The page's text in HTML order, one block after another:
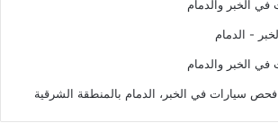
الخبر والدمام
- الدمام
الخبر والدمام
سيارات في الخبر، الدمام بالمنطقة الشرقية